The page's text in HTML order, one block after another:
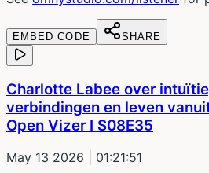
EMBED CODE SHARE
Charlotte Labee over
verbindingen en leven
Open Vizer I S08E35
May 13 2026 | 01:21:51